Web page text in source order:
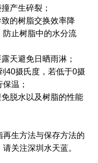
产生碎裂；
的树脂交换效率降
止树脂中的水分流
天避免日晒雨淋；
40摄氏度，若低于0摄
温；
脱水以及树脂的性能
再生方法与保存方法的
关注深圳水天蓝。